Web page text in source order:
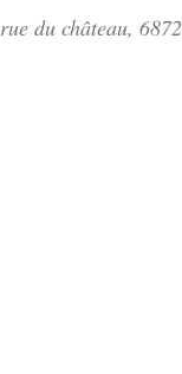
rue du château,